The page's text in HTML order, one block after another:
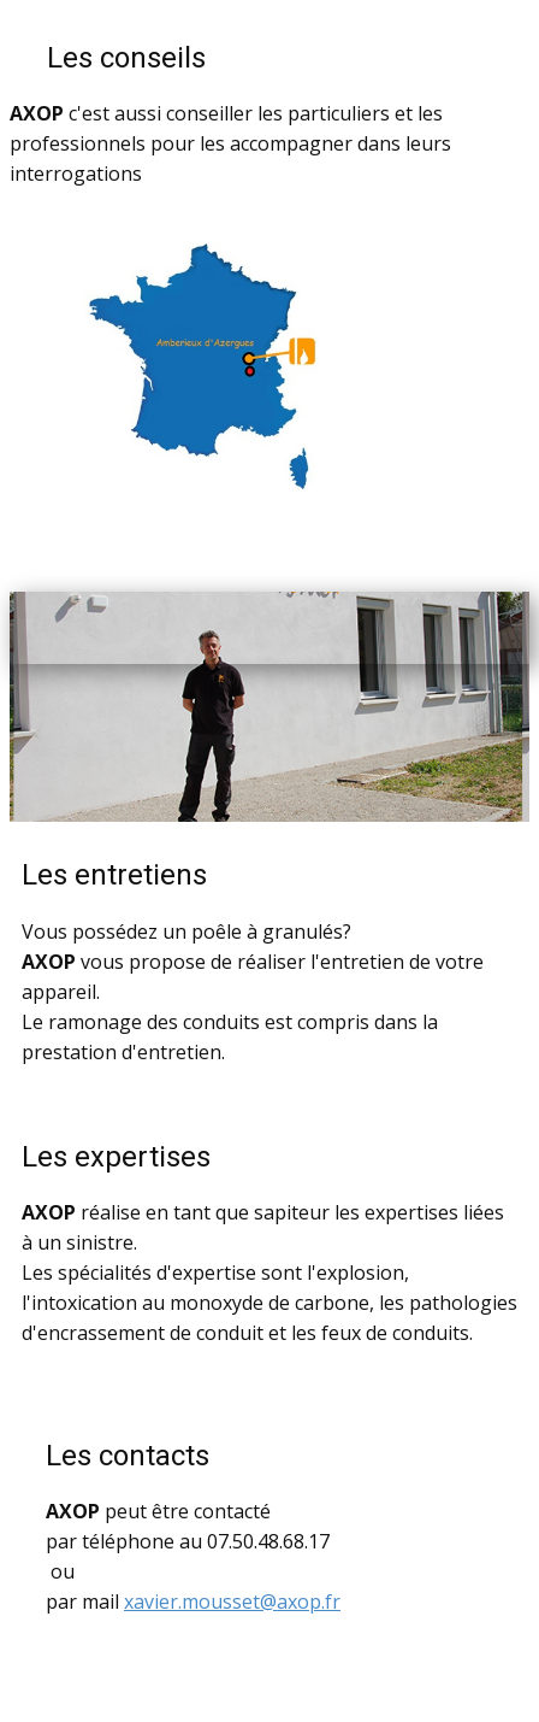
Les conseils
AXOP c'est aussi conseiller les particuliers et les
professionnels pour les accompagner dans leurs
interrogations
Les entretiens
Vous possédez un poêle à granulés?
AXOP vous propose de réaliser l'entretien de votre
appareil.
Le ramonage des conduits est compris dans la
prestation d'entretien.
Les expertises
AXOP réalise en tant que sapiteur les expertises liées
à un sinistre.
Les spécialités d'expertise sont l'explosion,
l'intoxication au monoxyde de carbone, les pathologies
d'encrassement de conduit et les feux de conduits.
Les contacts
AXOP peut être contacté
par téléphone au 07.50.48.68.17
ou
par mail xavier.mousset@axop.fr